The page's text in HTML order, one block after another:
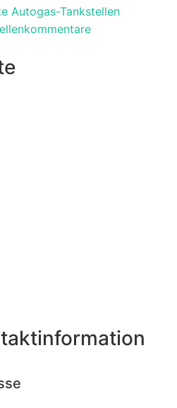
Autogas-Tankstellen